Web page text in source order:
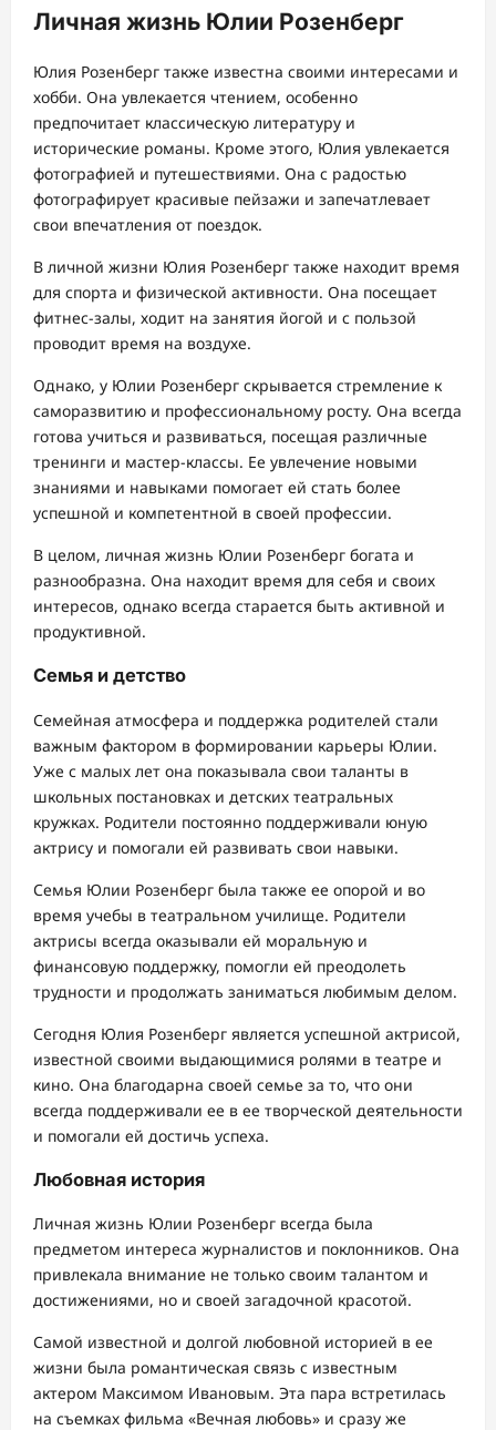
Личная жизнь Юлии Розенберг
Юлия Розенберг также известна своими интересами и
хобби. Она увлекается чтением, особенно
предпочитает классическую литературу и
исторические романы. Кроме этого, Юлия увлекается
фотографией и путешествиями. Она с радостью
фотографирует красивые пейзажи и запечатлевает
свои впечатления от поездок.
В личной жизни Юлия Розенберг также находит время
для спорта и физической активности. Она посещает
фитнес-залы, ходит на занятия йогой и с пользой
проводит время на воздухе.
Однако, у Юлии Розенберг скрывается стремление к
саморазвитию и профессиональному росту. Она всегда
готова учиться и развиваться, посещая различные
тренинги и мастер-классы. Ее увлечение новыми
знаниями и навыками помогает ей стать более
успешной и компетентной в своей профессии.
В целом, личная жизнь Юлии Розенберг богата и
разнообразна. Она находит время для себя и своих
интересов, однако всегда старается быть активной и
продуктивной.
Семья и детство
Семейная атмосфера и поддержка родителей стали
важным фактором в формировании карьеры Юлии.
Уже с малых лет она показывала свои таланты в
школьных постановках и детских театральных
кружках. Родители постоянно поддерживали юную
актрису и помогали ей развивать свои навыки.
Семья Юлии Розенберг была также ее опорой и во
время учебы в театральном училище. Родители
актрисы всегда оказывали ей моральную и
финансовую поддержку, помогли ей преодолеть
трудности и продолжать заниматься любимым делом.
Сегодня Юлия Розенберг является успешной актрисой,
известной своими выдающимися ролями в театре и
кино. Она благодарна своей семье за то, что они
всегда поддерживали ее в ее творческой деятельности
и помогали ей достичь успеха.
Любовная история
Личная жизнь Юлии Розенберг всегда была
предметом интереса журналистов и поклонников. Она
привлекала внимание не только своим талантом и
достижениями, но и своей загадочной красотой.
Самой известной и долгой любовной историей в ее
жизни была романтическая связь с известным
актером Максимом Ивановым. Эта пара встретилась
на съемках фильма «Вечная любовь» и сразу же